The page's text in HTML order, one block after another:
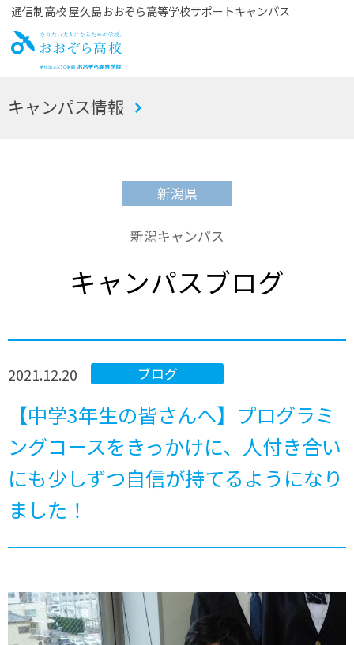
通信制高校 屋久島おおぞら高等学校サポートキャンパス
お
キャンパス情報
新潟県
新潟キャンパス
キャンパスブログ
ブログ
2021.12.20
【中学3年生の皆さんへ】プログラミ
ングコースをきっかけに、人付き合い
にも少しずつ自信が持てるようになり
ました！